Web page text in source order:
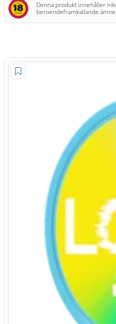
Denna produkt innehåller
beroendeframkallande